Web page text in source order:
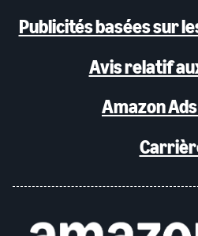
Publicités basées sur
Avis relatif
Amazon